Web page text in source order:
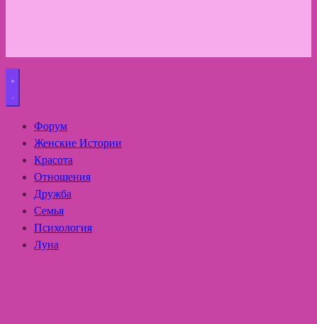
Форум
Женские Истории
Красота
Отношения
Дружба
Семья
Психология
Луна